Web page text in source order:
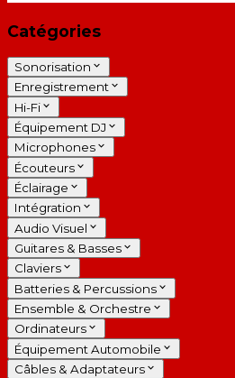
Catégories
Sonorisation
Enregistrement
Hi-Fi
Équipement DJ
Microphones
Écouteurs
Éclairage
Intégration
Audio Visuel
Guitares & Basses
Claviers
Batteries & Percussions
Ensemble & Orchestre
Ordinateurs
Équipement Automobile
Câbles & Adaptateurs